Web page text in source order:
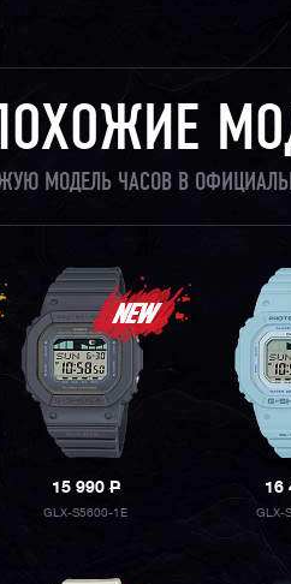
МОДЕЛЬ ЧАСОВ В
15 990 P
GLX-S5600-1E
16
GLX-